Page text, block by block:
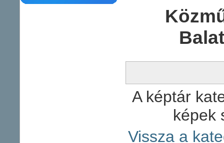
A képtár
képek
Vissza a